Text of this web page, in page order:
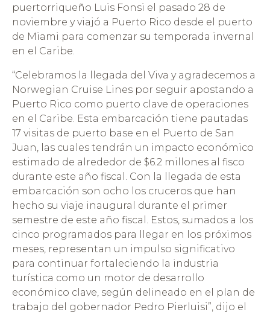
puertorriqueño Luis Fonsi el pasado 28 de
noviembre y viajó a Puerto Rico desde el puerto
de Miami para comenzar su temporada invernal
en el Caribe.
“Celebramos la llegada del Viva y agradecemos a
Norwegian Cruise Lines por seguir apostando a
Puerto Rico como puerto clave de operaciones
en el Caribe. Esta embarcación tiene pautadas
17 visitas de puerto base en el Puerto de San
Juan, las cuales tendrán un impacto económico
estimado de alrededor de $6.2 millones al fisco
durante este año fiscal. Con la llegada de esta
embarcación son ocho los cruceros que han
hecho su viaje inaugural durante el primer
semestre de este año fiscal. Estos, sumados a los
cinco programados para llegar en los próximos
meses, representan un impulso significativo
para continuar fortaleciendo la industria
turística como un motor de desarrollo
económico clave, según delineado en el plan de
trabajo del gobernador Pedro Pierluisi”, dijo el